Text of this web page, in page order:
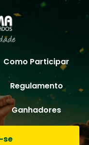
Como Participar
Regulamento
Ganhadores
se